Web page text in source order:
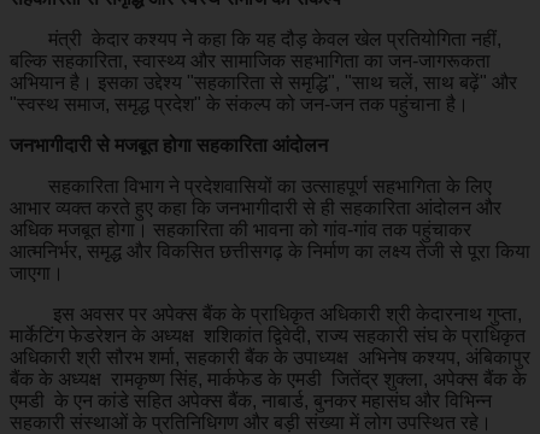
मंत्री केदार कश्यप ने कहा कि यह दौड़ केवल खेल प्रतियोगिता नहीं,
बल्कि सहकारिता, स्वास्थ्य और सामाजिक सहभागिता का जन-जागरूकता
अभियान है। इसका उद्देश्य "सहकारिता से समृद्धि", "साथ चलें, साथ बढ़ें" और
"स्वस्थ समाज, समृद्ध प्रदेश" के संकल्प को जन-जन तक पहुंचाना है।
जनभागीदारी से मजबूत होगा सहकारिता आंदोलन
सहकारिता विभाग ने प्रदेशवासियों का उत्साहपूर्ण सहभागिता के लिए
आभार व्यक्त करते हुए कहा कि जनभागीदारी से ही सहकारिता आंदोलन और
अधिक मजबूत होगा। सहकारिता की भावना को गांव-गांव तक पहुंचाकर
आत्मनिर्भर, समृद्ध और विकसित छत्तीसगढ़ के निर्माण का लक्ष्य तेजी से पूरा किया
जाएगा।
इस अवसर पर अपेक्स बैंक के प्राधिकृत अधिकारी श्री केदारनाथ गुप्ता,
मार्केटिंग फेडरेशन के अध्यक्ष शशिकांत द्विवेदी, राज्य सहकारी संघ के प्राधिकृत
अधिकारी श्री सौरभ शर्मा, सहकारी बैंक के उपाध्यक्ष अभिनेष कश्यप, अंबिकापुर
बैंक के अध्यक्ष रामकृष्ण सिंह, मार्कफेड के एमडी जितेंद्र शुक्ला, अपेक्स बैंक के
एमडी के एन कांडे सहित अपेक्स बैंक, नाबार्ड, बुनकर महासंघ और विभिन्न
सहकारी संस्थाओं के प्रतिनिधिगण और बड़ी संख्या में लोग उपस्थित रहे।